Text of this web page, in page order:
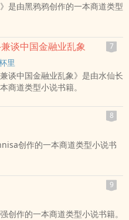
是由黑鸦鸦创作的一本商道类型
谈中国金融业乱象 7
里
谈中国金融业乱象》是由水仙长
商道类型小说书籍。
8
创作的一本商道类型小说书
9
创作的一本商道类型小说书籍。